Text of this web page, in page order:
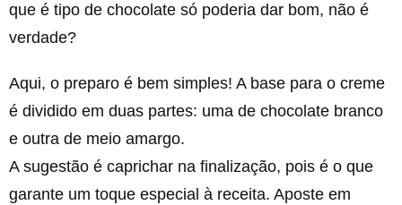
que é tipo de chocolate só poderia dar bom, não é
verdade?
Aqui, o preparo é bem simples! A base para o creme
é dividido em duas partes: uma de chocolate branco
e outra de meio amargo.
A sugestão é caprichar na finalização, pois é o que
garante um toque especial à receita. Aposte em